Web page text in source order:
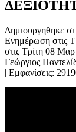
Δημιουργηθηκε
Ενημέρωση στις
στις Τρίτη 08
Γεώργιος
| Εμφανίσεις: